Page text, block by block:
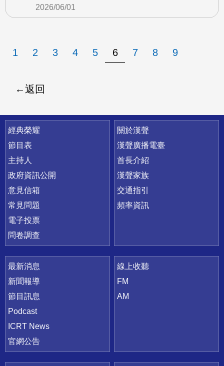
2026/06/01
1 2 3 4 5 6 7 8 9
返回
快速連結
經典榮耀
節目表
主持人
政府資訊公開
意見信箱
常見問題
電子投票
問卷調查
關於漢聲
漢聲廣播電臺
首長介紹
漢聲家族
交通指引
頻率資訊
最新消息
新聞報導
節目訊息
Podcast
ICRT News
官網公告
線上收聽
FM
AM